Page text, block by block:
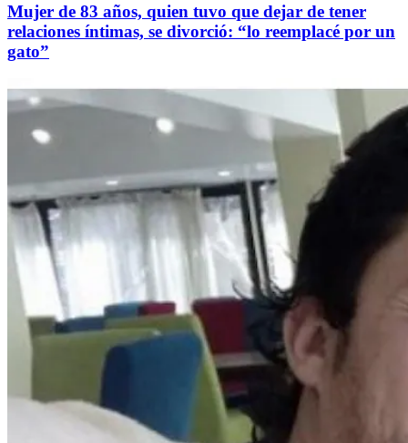
Mujer de 83 años, quien tuvo que dejar de tener
relaciones íntimas, se divorció: “lo reemplacé por un
gato”